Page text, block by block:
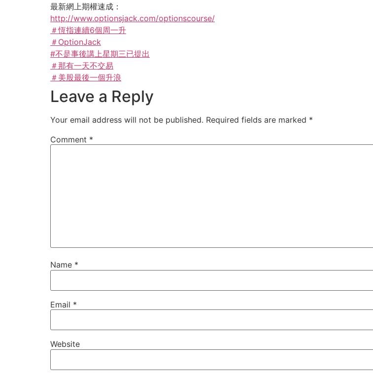
最新網上期權速成：
http://www.optionsjack.com/optionscourse/
＃恆指連續6個周一升
＃OptionJack
#不是事後講上星期三已提出
＃那有一天不交易
＃美股最後一個升浪
Leave a Reply
Your email address will not be published. Required fields are marked *
Comment *
Name *
Email *
Website